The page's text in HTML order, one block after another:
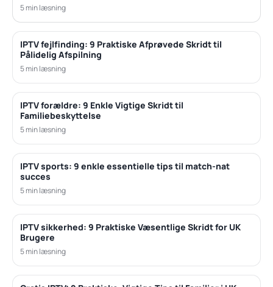
5 min læsning
IPTV fejlfinding: 9 Praktiske Afprøvede Skridt til
Pålidelig Afspilning
5 min læsning
IPTV forældre: 9 Enkle Vigtige Skridt til
Familiebeskyttelse
5 min læsning
IPTV sports: 9 enkle essentielle tips til match-nat
succes
5 min læsning
IPTV sikkerhed: 9 Praktiske Væsentlige Skridt for UK
Brugere
5 min læsning